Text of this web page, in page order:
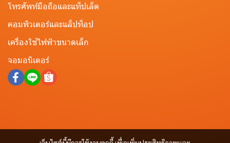
โทรศัพท์มือถือและแท็ปเล็ต
คอมพิวเตอร์และแล็ปท็อป
เครื่องใช้ไฟฟ้าขนาดเล็ก
จอมอนิเตอร์